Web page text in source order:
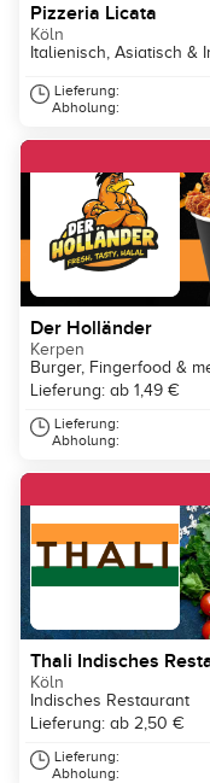
Pizzeria Licata
Köln
Italienisch, Asiatisch &
Lieferung:
Abholung:
Der Holländer
Kerpen
Burger, Fingerfood &
Lieferung: ab 1,49 €
Lieferung:
Abholung:
Thali Indisches
Köln
Indisches Restaurant
Lieferung: ab 2,50 €
Lieferung:
Abholung: